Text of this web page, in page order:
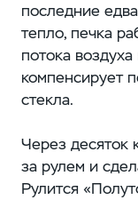
последние
тепло, печка
потока
компенсирует
стекла.
Через десяток
за рулем и
Рулится